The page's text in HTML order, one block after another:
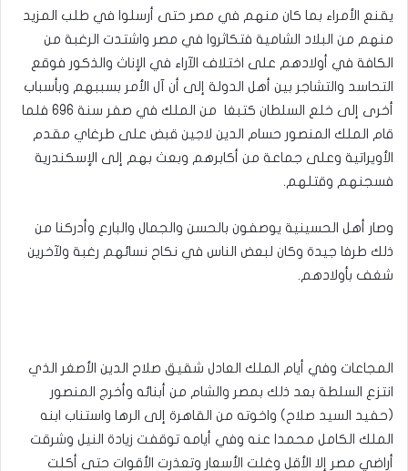
يقنع الأمراء بما كان منهم في مصر حتى أرسلوا في طلب المزيد
منهم من البلاد الشامية فتكاثروا في مصر واشتدت الرغبة من
الكافة في أولادهم على اختلاف الآراء في الإناث والذكور فوقع
التحاسد والتشاجر بين أهل الدولة إلى أن آل الأمر بسببهم وبأسباب
أخرى إلى خلع السلطان كتبغا من الملك في صفر سنة 696 فلما
قام الملك المنصور حسام الدين لاجين قبض على طرغاي مقدم
الأويراتية وعلى جماعة من أكابرهم وبعث بهم إلى الإسكندرية
فسجنهم وقتلهم.
وصار أهل الحسينية يوصفون بالحسن والجمال والبارع وأدركنا من
ذلك طرفا جيدة وكان لبعض الناس في نكاح نسائهم رغبة ولآخرين
شغف بأولادهم.
المجاعات وفي أيام الملك العادل شقيق صلاح الدين الأصغر الذي
انتزع السلطة بعد ذلك بمصر والشام من أبنائه وأخرج المنصور
(حفيد السيد صلاح) واخوته من القاهرة إلى الرها واستناب ابنه
الملك الكامل محمدا عنه وفي أيامه توقفت زيادة النيل وشرقت
أراضي مصر إلا الأقل وغلت الأسعار وتعذرت الأقوات حتى أكلت